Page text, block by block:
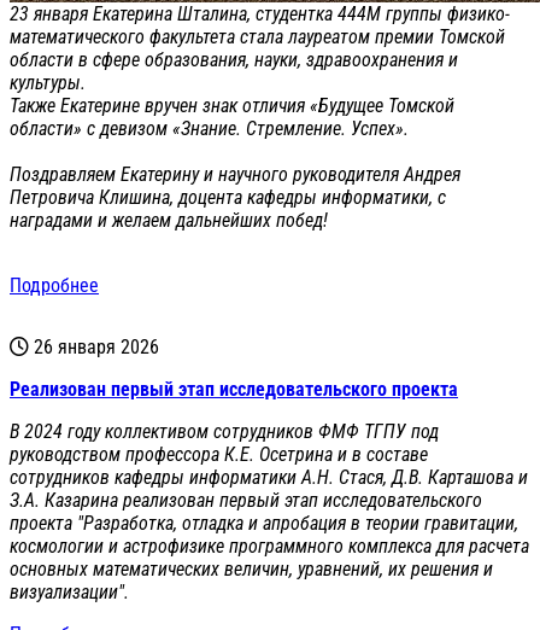
23 января Екатерина Шталина, студентка 444М группы физико-
математического факультета стала лауреатом премии Томской
области в сфере образования, науки, здравоохранения и
культуры.
Также Екатерине вручен знак отличия «Будущее Томской
области» с девизом «Знание. Стремление. Успех».
Поздравляем Екатерину и научного руководителя Андрея
Петровича Клишина, доцента кафедры информатики, с
наградами и желаем дальнейших побед!
Подробнее
26 января 2026
Реализован первый этап исследовательского проекта
В 2024 году коллективом сотрудников ФМФ ТГПУ под
руководством профессора К.Е. Осетрина и в составе
сотрудников кафедры информатики А.Н. Стася, Д.В. Карташова и
З.А. Казарина реализован первый этап исследовательского
проекта "Разработка, отладка и апробация в теории гравитации,
космологии и астрофизике программного комплекса для расчета
основных математических величин, уравнений, их решения и
визуализации".